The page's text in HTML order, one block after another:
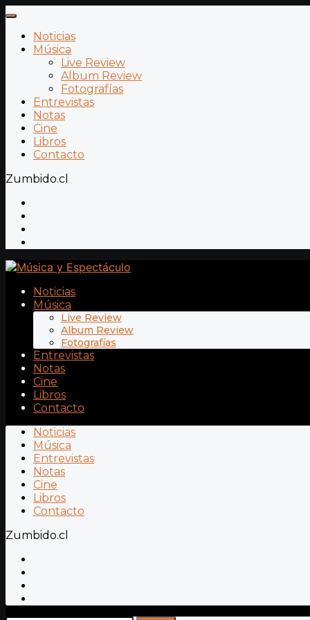
Noticias
Música
Live Review
Album Review
Fotografías
Entrevistas
Notas
Cine
Libros
Contacto
Zumbido.cl
Noticias
Música
Live Review
Album Review
Fotografías
Entrevistas
Notas
Cine
Libros
Contacto
Noticias
Música
Entrevistas
Notas
Cine
Libros
Contacto
Zumbido.cl